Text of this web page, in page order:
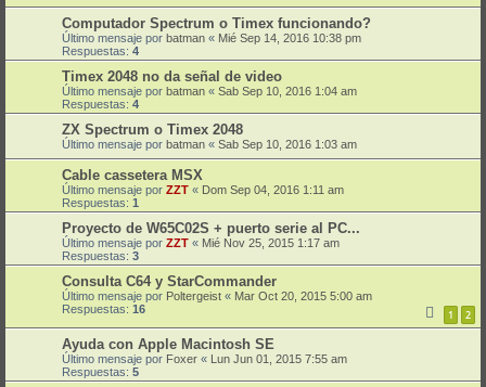
Computador Spectrum o Timex funcionando?
Último mensaje por batman « Mié Sep 14, 2016 10:38 pm
Respuestas: 4
Timex 2048 no da señal de video
Último mensaje por batman « Sab Sep 10, 2016 1:04 am
Respuestas: 4
ZX Spectrum o Timex 2048
Último mensaje por batman « Sab Sep 10, 2016 1:03 am
Cable cassetera MSX
Último mensaje por ZZT « Dom Sep 04, 2016 1:11 am
Respuestas: 1
Proyecto de W65C02S + puerto serie al PC...
Último mensaje por ZZT « Mié Nov 25, 2015 1:17 am
Respuestas: 3
Consulta C64 y StarCommander
Último mensaje por Poltergeist « Mar Oct 20, 2015 5:00 am
Respuestas: 16 1 2
Ayuda con Apple Macintosh SE
Último mensaje por Foxer « Lun Jun 01, 2015 7:55 am
Respuestas: 5